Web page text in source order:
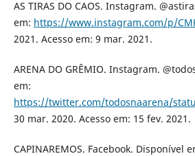
AS TIRAS DO CAOS. Instagram.
em: https://www.instagram.com/p/
2021. Acesso em: 9 mar. 2021.
ARENA DO GRÊMIO. Instagram.
em:
https://twitter.com/todosnaarena/
30 mar. 2020. Acesso em: 15 fev. 2021.
CAPINAREMOS. Facebook. Disponível